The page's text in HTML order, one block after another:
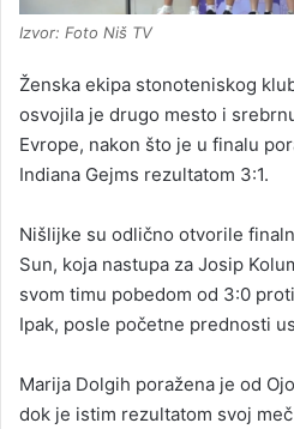
Izvor: Foto Niš TV
Ženska ekipa stonoteniskog
osvojila je drugo mesto i
Evrope, nakon što je u finalu
Indiana Gejms rezultatom 3:1.
Nišlijke su odlično otvorile
Sun, koja nastupa za Josip
svom timu pobedom od 3:0
Ipak, posle početne prednosti
Marija Dolgih poražena je od
dok je istim rezultatom svoj